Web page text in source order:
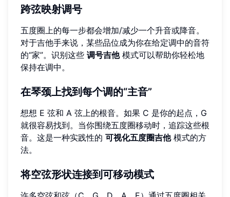
跨弦映射调号
五度圈上的每一步都会增加/减少一个升音或降音。
对于吉他手来说，某些品位成为你在给定调中的音符
的“家”。识别这些 调号吉他模式可以帮助你轻松地
保持在调中。
在琴颈上找到每个调的“主音”
想想 E 弦和 A 弦上的根音。如果 C 是你的起点，G
就很容易找到。当你围绕五度圈移动时，追踪这些根
音。这是一种实践性的 可视化五度圈吉他模式的方
法。
将空弦形状连接到可移动模式